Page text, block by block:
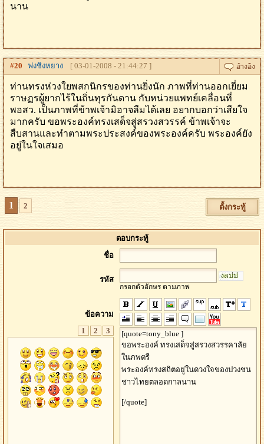
นาน
#20 ฟงชิงหยาง [ 03-01-2008 - 21:44:27 ]
ท่านทรงห่วงใยพสกนิกรของท่านยิ่งนัก ภาพที่ท่านออกเยี่ยม
ราษฏรผู้ยากไร้ในถิ่นทุรกันดาน กับหน่วยแพทย์เคลื่อนที่
พอสว. เป็นภาพที่ข้าพเจ้ามิอาจลืมได้เลย อยากบอกว่าเสียใจ
มากครับ ขอพระองค์ทรงเสด็จสู่สรวงสวรรค์ ข้าพเจ้าจะ
สืบสานและทำตามพระประสงค์ของพระองค์ครับ พระองค์ยัง
อยู่ในใจเสมอ
1 2 ตั้งกระทู้
ตอบกระทู้
ชื่อ
รหัส
กรอกตัวอักษร ตามภาพ
ข้อความ
1
2 3